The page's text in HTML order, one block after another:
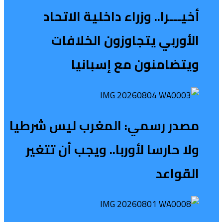
أخيـــرا.. وزراء داخلية الاتحاد
الأوربي يتجاوزون الخلافات
ويتضامنون مع إسبانيا
مصدر رسمي: المغرب ليس شرطيا
ولا حارسا لأوربا.. ويجب أن تتغير
القواعد